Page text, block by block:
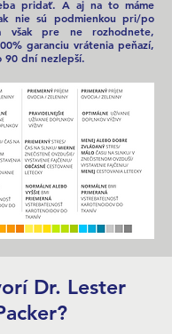
pridať. A aj na to máme
nie sú podmienkou pri/po
však pre ne rozhodnete,
garanciu vrátenia peňazí,
90 dní nezlepší.
Dr. Lester